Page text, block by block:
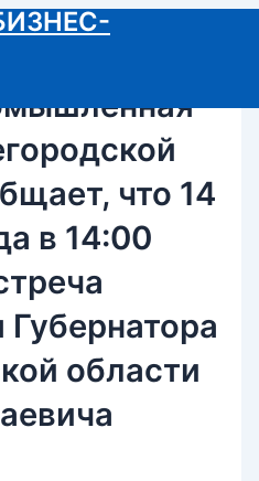
что 14
в 14:00
Губернатора
области